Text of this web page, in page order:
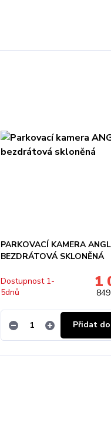
PARKOVACÍ KAMERA
BEZDRÁTOVÁ SKLONĚNÁ
1
Dostupnost 1-
5dnů
Přidat